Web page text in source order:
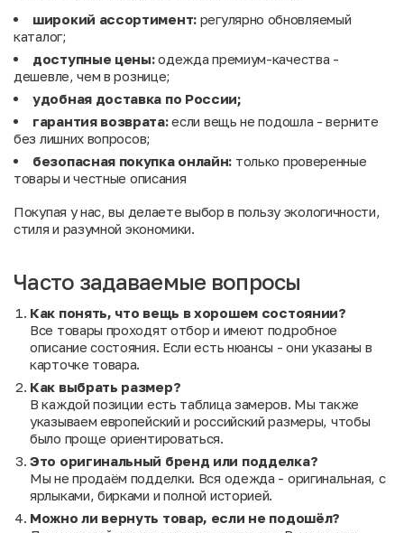
широкий ассортимент: регулярно обновляемый
каталог;
доступные цены:одежда премиум-качества -
дешевле, чем в рознице;
удобная доставка по России;
гарантия возврата:если вещь не подошла - верните
без лишних вопросов;
безопасная покупка онлайн: только проверенные
товары и честные описания
Покупая у нас, вы делаете выбор в пользу экологичности,
стиля и разумной экономики.
Часто задаваемые вопросы
Как понять, что вещь в хорошем состоянии?
Все товары проходят отбор и имеют подробное
описание состояния. Если есть нюансы - они указаны в
карточке товара.
Как выбрать размер?
В каждой позиции есть таблица замеров. Мы также
указываем европейский и российский размеры, чтобы
было проще ориентироваться.
Это оригинальный бренд или подделка?
Мы не продаём подделки. Вся одежда - оригинальная, с
ярлыками, бирками и полной историей.
Можно ли вернуть товар, если не подошёл?